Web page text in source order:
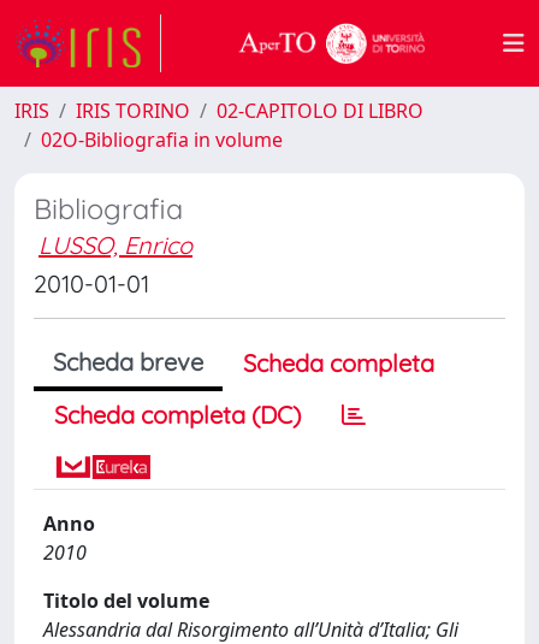
IRIS IRIS TORINO
02-CAPITOLO DI LIBRO
02O-Bibliografia in volume
Bibliografia
LUSSO, Enrico
2010-01-01
Scheda breve
Scheda completa
Scheda completa (DC)
Anno
2010
Titolo del volume
Alessandria dal Risorgimento all’Unità d’Italia; Gli